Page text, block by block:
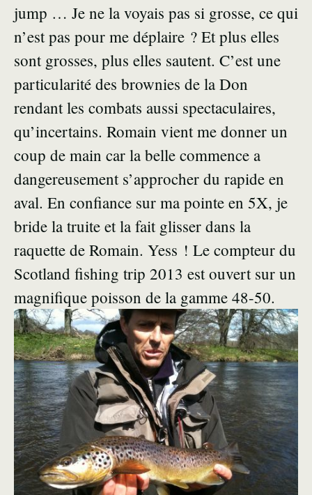
jump … Je ne la voyais pas si grosse, ce qui
n’est pas pour me déplaire ? Et plus elles
sont grosses, plus elles sautent. C’est une
particularité des brownies de la Don
rendant les combats aussi spectaculaires,
qu’incertains. Romain vient me donner un
coup de main car la belle commence a
dangereusement s’approcher du rapide en
aval. En confiance sur ma pointe en 5X, je
bride la truite et la fait glisser dans la
raquette de Romain. Yess ! Le compteur du
Scotland fishing trip 2013 est ouvert sur un
magnifique poisson de la gamme 48-50.